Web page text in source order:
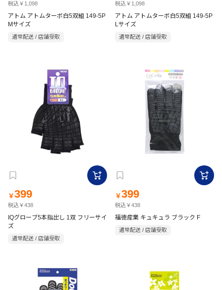
税込￥1,098
アトム アトムターボ白5双組 149-5P
Mサイズ
通常配送 / 店舗受取
税込￥1,098
アトム アトムターボ白5双組 149-5P
Lサイズ
通常配送 / 店舗受取
￥399
税込￥438
IQグローブ5本指出し 1双 フリーサイ
ズ
通常配送 / 店舗受取
￥399
税込￥438
福徳産業 キュキュラ ブラック F
通常配送 / 店舗受取